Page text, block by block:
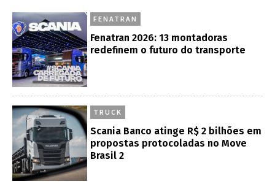
FENATRAN
Fenatran 2026: 13 montadoras
redefinem o futuro do transporte
TRUCK
Scania Banco atinge R$ 2 bilhões em
propostas protocoladas no Move
Brasil 2